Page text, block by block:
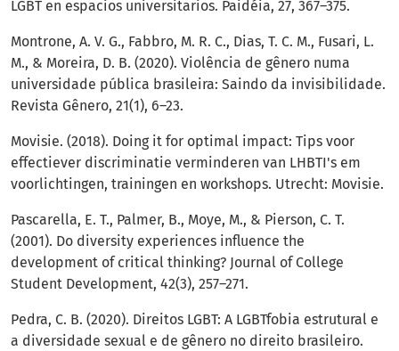
LGBT en espacios universitarios. Paidéia, 27, 367–375.
Montrone, A. V. G., Fabbro, M. R. C., Dias, T. C. M., Fusari, L.
M., & Moreira, D. B. (2020). Violência de gênero numa
universidade pública brasileira: Saindo da invisibilidade.
Revista Gênero, 21(1), 6–23.
Movisie. (2018). Doing it for optimal impact: Tips voor
effectiever discriminatie verminderen van LHBTI's em
voorlichtingen, trainingen en workshops. Utrecht: Movisie.
Pascarella, E. T., Palmer, B., Moye, M., & Pierson, C. T.
(2001). Do diversity experiences influence the
development of critical thinking? Journal of College
Student Development, 42(3), 257–271.
Pedra, C. B. (2020). Direitos LGBT: A LGBTfobia estrutural e
a diversidade sexual e de gênero no direito brasileiro.